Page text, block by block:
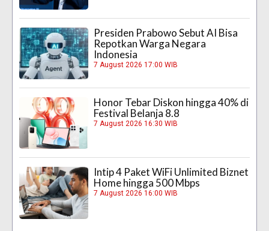
Presiden Prabowo Sebut AI Bisa
Repotkan Warga Negara
Indonesia
7 August 2026 17:00 WIB
Honor Tebar Diskon hingga 40% di
Festival Belanja 8.8
7 August 2026 16:30 WIB
Intip 4 Paket WiFi Unlimited Biznet
Home hingga 500 Mbps
7 August 2026 16:00 WIB